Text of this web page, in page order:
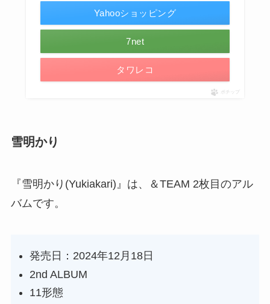
Yahooショッピング
7net
タワレコ
ポチップ
雪明かり
『雪明かり(Yukiakari)』は、＆TEAM 2枚目のアル
バムです。
発売日：2024年12月18日
2nd ALBUM
11形態